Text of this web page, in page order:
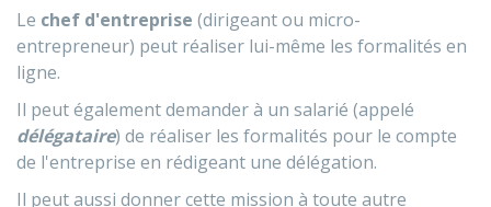
Le chef d'entreprise (dirigeant ou micro-
entrepreneur) peut réaliser lui-même les formalités en
ligne.
Il peut également demander à un salarié (appelé
délégataire) de réaliser les formalités pour le compte
de l'entreprise en rédigeant une délégation.
Il peut aussi donner cette mission à toute autre